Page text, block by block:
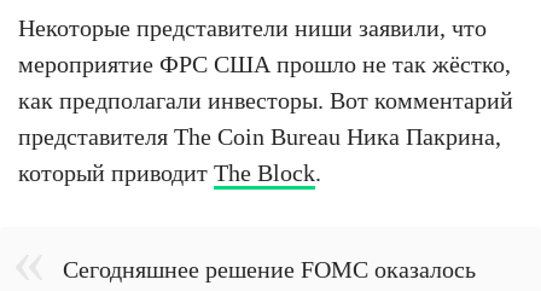
Некоторые представители ниши заявили, что
мероприятие ФРС США прошло не так жёстко,
как предполагали инвесторы. Вот комментарий
представителя The Coin Bureau Ника Пакрина,
который приводит The Block.
Сегодняшнее решение FOMC оказалось